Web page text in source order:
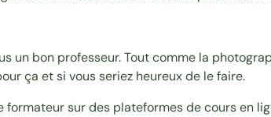
un bon professeur. Tout comme la
ça et si vous seriez heureux de le faire.
sur des plateformes de cours en